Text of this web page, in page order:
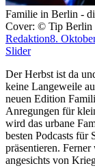
Familie in Berlin -
Cover: © Tip Berlin
Redaktion8.
Slider
Der Herbst ist da
keine Langeweile
neuen Edition
Anregungen für
wird das urbane
besten Podcasts für
präsentieren.
angesichts von